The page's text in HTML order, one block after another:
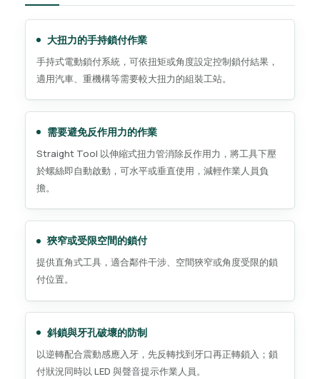
大扭力的手持鎖付作業
手持式電動鎖付系統，可依扭矩或角度設定控制鎖付結果，
適用汽車、重機構等需要較大扭力的組裝工站。
需要避免反作用力的作業
Straight Tool 以伸縮式扭力管消除反作用力，將工具下壓
於螺絲即自動啟動，可水平或垂直使用，減輕作業人員負
擔。
狹窄或受限空間的鎖付
提供直角式工具，適合鄰件干涉、空間狹窄或角度受限的鎖
付位置。
斜鎖與牙孔破壞的防制
以逆轉配合震動感應入牙，先反轉找到牙口再正轉鎖入；鎖
付狀況同時以 LED 與聲音提示作業人員。